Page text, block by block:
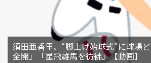
須田亜香里、“脚上げ始球式”に球場
全開」「星飛雄馬を彷彿」【動画】